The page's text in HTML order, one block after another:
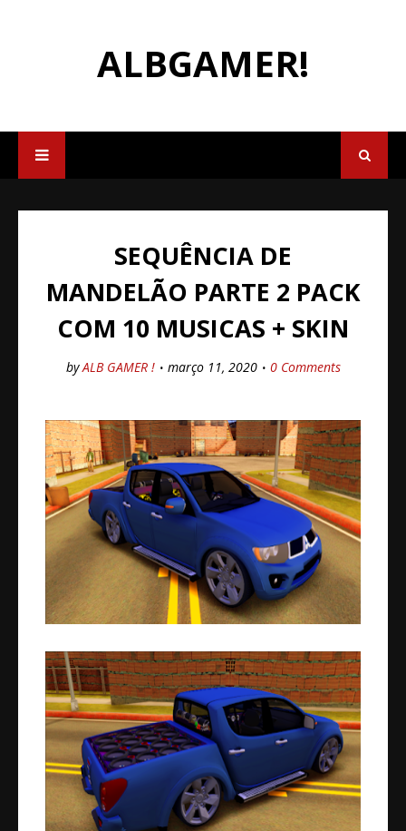
ALBGAMER!
SEQUÊNCIA DE
MANDELÃO PARTE 2 PACK
COM 10 MUSICAS + SKIN
by ALB GAMER ! março 11, 2020 0 Comments